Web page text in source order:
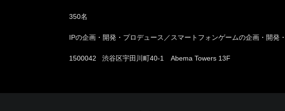
350名
IPの企画・開発・プロデュース／スマートフォンゲームの企画・開発
1500042 渋谷区宇田川町40-1 Abema Towers 13F